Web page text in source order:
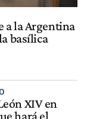
a la Argentina
basílica
XIV en